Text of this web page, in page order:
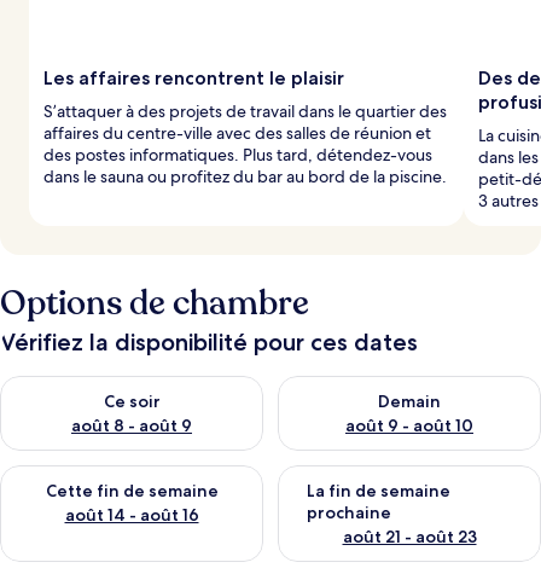
Les affaires rencontrent le plaisir
S’attaquer à des projets de travail dans le quartier des
affaires du centre-ville avec des salles de réunion et
des postes informatiques. Plus tard, détendez-vous
dans le sauna ou profitez du bar au bord de la piscine.
Des
La
dans
petit-
3
Options de chambre
Vérifiez la disponibilité pour ces dates
Ce soir
août 8 - août 9
Vérifier la disponibilité pour ce soir août 8 - août 9
Demain
août 9 - août 10
Vérifier la disponibilité pour
Cette fin de semaine
août 14 - août 16
Vérifier la disponibilité pour cette fin de semaine août 14 -
La fin de semaine
prochaine
août 21 - août 23
Vérifier la disponibilité pour